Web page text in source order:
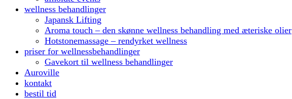
wellness behandlinger
Japansk Lifting
Aroma touch – den skønne wellness behandling med æteriske olier
Hotstonemassage – rendyrket wellness
priser for wellnessbehandlinger
Gavekort til wellness behandlinger
Auroville
kontakt
bestil tid